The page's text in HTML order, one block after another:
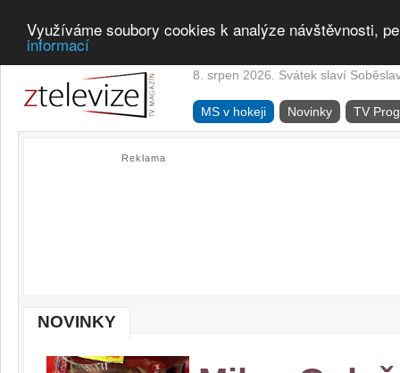
Využíváme soubory cookies k analýze návštěvnosti,
informací
8. srpen 2026. Svátek slaví
MS v hokeji Novinky TV
Reklama
NOVINKY